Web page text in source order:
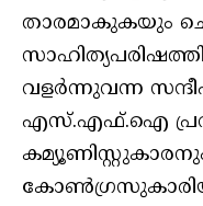
താരമാകുകയും
വളർന്നുവന്ന
എസ്.എഫ്.ഐ